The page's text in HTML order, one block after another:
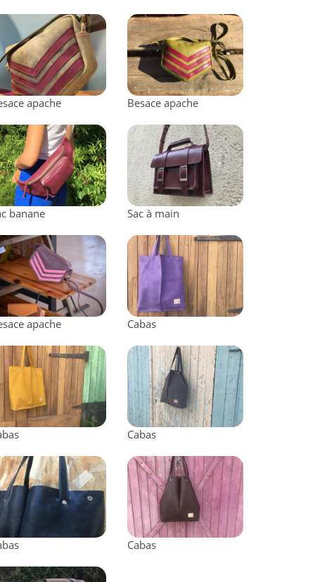
apache Besace apache
banane Sac à main
apache Cabas
Cabas
Cabas